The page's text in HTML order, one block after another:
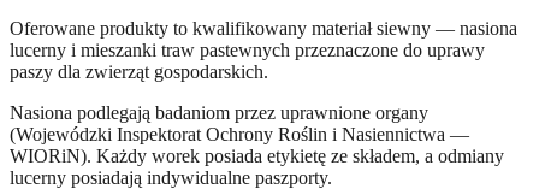
Oferowane produkty to kwalifikowany materiał siewny — nasiona
lucerny i mieszanki traw pastewnych przeznaczone do uprawy
paszy dla zwierząt gospodarskich.
Nasiona podlegają badaniom przez uprawnione organy
(Wojewódzki Inspektorat Ochrony Roślin i Nasiennictwa —
WIORiN). Każdy worek posiada etykietę ze składem, a odmiany
lucerny posiadają indywidualne paszporty.